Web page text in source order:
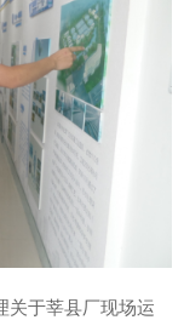
关于莘县厂现场运